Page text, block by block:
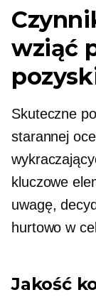
wziąć
Skuteczne
starannej
kluczowe
uwagę,
hurtowo w
Jakość